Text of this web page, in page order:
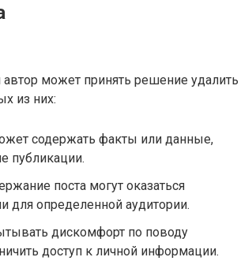
может принять решение удалить
из них:
содержать факты или данные,
публикации.
поста могут оказаться
для определенной аудитории.
дискомфорт по поводу
доступ к личной информации.